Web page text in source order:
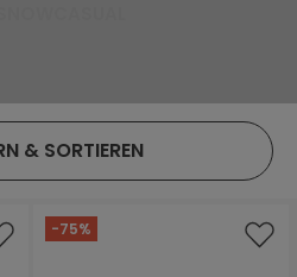
& SORTIEREN
-75%